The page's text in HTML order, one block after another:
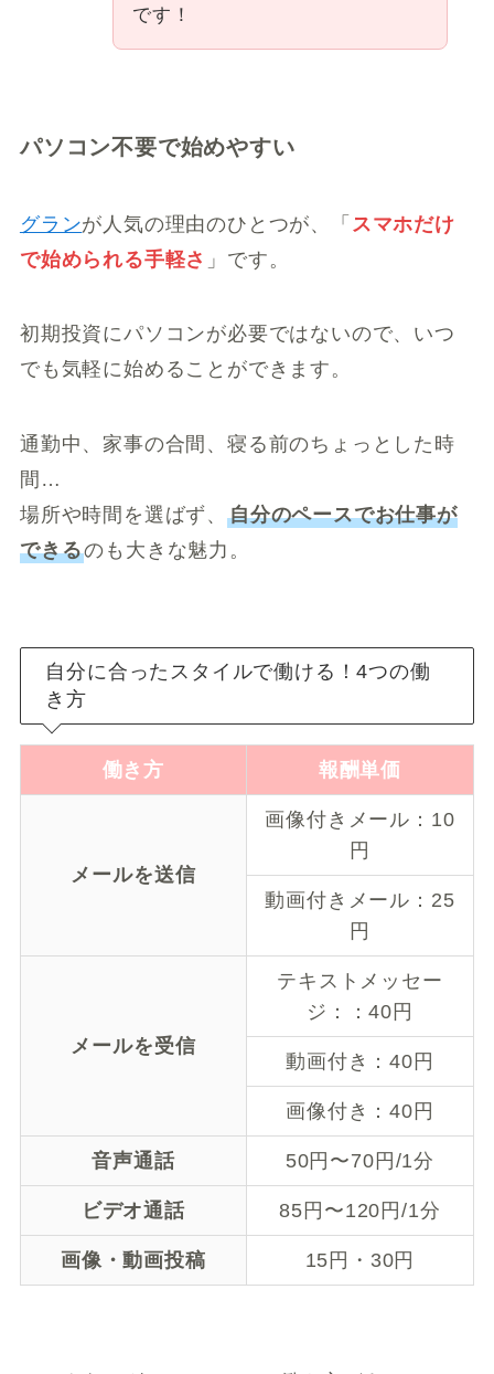
です！
パソコン不要で始めやすい
グランが人気の理由のひとつが、「 スマホだけ
で始められる手軽さ 」です。
初期投資にパソコンが必要ではないので、いつ
でも気軽に始めることができます。
通勤中、家事の合間、寝る前のちょっとした時
間…
場所や時間を選ばず、 自分のペースでお仕事が
できるのも大きな魅力。
自分に合ったスタイルで働ける！4つの働
き方
働き方 報酬単価
メールを送信
画像付きメール：10
円
動画付きメール：25
円
メールを受信
テキストメッセー
ジ：：40円
動画付き：40円
画像付き：40円
音声通話 50円〜70円/1分
ビデオ通話 85円〜120円/1分
画像・動画投稿 15円・30円